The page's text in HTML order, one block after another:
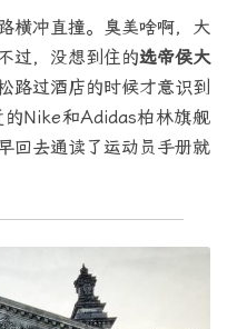
横冲直撞。臭美啥啊，大
过，没想到住的选帝侯大
路过酒店的时候才意识到
Nike和Adidas柏林旗舰
回去通读了运动员手册就